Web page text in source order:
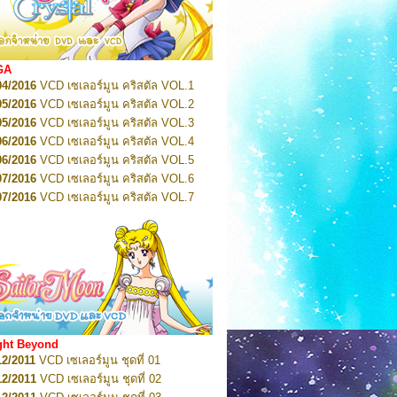
Pretty Guardian Sailor Moon Eternal
1
Pretty Guardian Sailor Moon Eternal
2
Pretty Guardian Sailor Moon Eternal
3
Pretty Guardian Sailor Moon Eternal
4
Pretty Guardian Sailor Moon Eternal
5
Pretty Guardian Sailor Moon Eternal
6
Pretty Guardian Sailor Moon Eternal
7
Pretty Guardian Sailor Moon Eternal
Pretty Guardian Sailor Moon Eternal
Pretty Guardian Sailor Moon Eternal
10
2026Code Name: Sailor V 1
2026Code Name: Sailor V 2
2016 VCD เซเลอร์มูน คริสตัล VOL.1
2016 VCD เซเลอร์มูน คริสตัล VOL.2
2016 VCD เซเลอร์มูน คริสตัล VOL.3
2016 VCD เซเลอร์มูน คริสตัล VOL.4
2016 VCD เซเลอร์มูน คริสตัล VOL.5
2016 VCD เซเลอร์มูน คริสตัล VOL.6
2016 VCD เซเลอร์มูน คริสตัล VOL.7
VCD เซเลอร์มูน คริสตัล VOL.9
VCD เซเลอร์มูน คริสตัล VOL.10
2016
VCD เซเลอร์มูน คริสตัล VOL.11
2016VCD เซเลอร์มูน คริสตัล VOL.12
2016VCD เซเลอร์มูน คริสตัล VOL.13
2016 DVD เซเลอร์มูน คริสตัล VOL.1
2016DVD เซเลอร์มูน คริสตัล VOL.2
2016 DVD เซเลอร์มูน คริสตัล VOL.3
2016 DVD เซเลอร์มูน คริสตัล VOL.4
Beyond
2011 VCD เซเลอร์มูน ชุดที่ 01
2011 VCD เซเลอร์มูน ชุดที่ 02